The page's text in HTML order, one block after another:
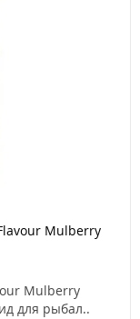
Mulberry
Mulberry
для рыбал..